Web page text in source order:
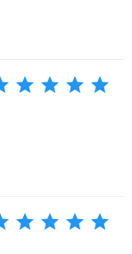
star star star star
star star star star